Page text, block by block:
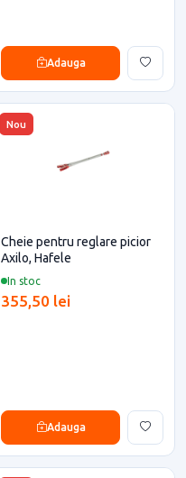
Adauga
Nou
In stoc
Cheie pentru reglare picior
Axilo, Hafele
355,50 lei
Adauga